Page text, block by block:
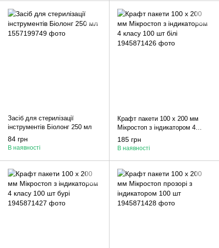
Засіб для стерилізації
інструментів Біолонг 250 мл
84 грн
В наявності
Крафт пакети 100 х 200 мм
Мікростоп з індикатором 4
класу 100 шт білі
185 грн
В наявності